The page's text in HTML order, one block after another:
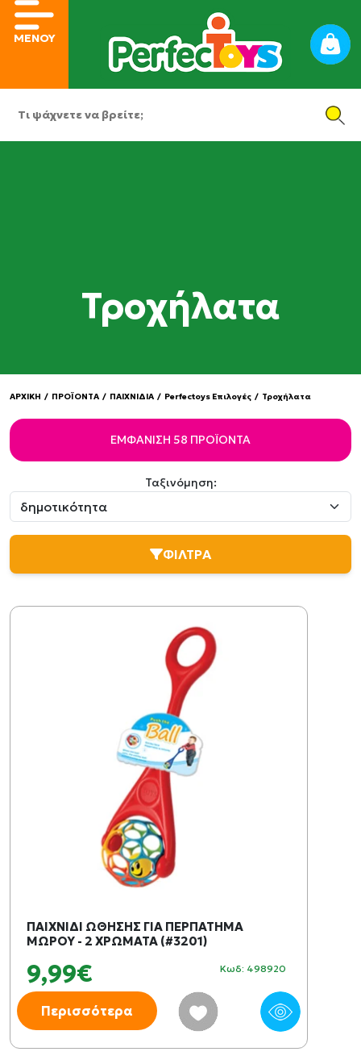
ΜΕΝΟΥ
Τροχήλατα
ΑΡΧΙΚΗ / ΠΡΟΪΟΝΤΑ / ΠΑΙΧΝΙΔΙΑ / Perfectoys Επιλογές / Τροχήλατα
ΕΜΦΆΝΙΣΗ 58 ΠΡΟΪΌΝΤΑ
Ταξινόμηση:
ΦΙΛΤΡΑ
ΠΑΙΧΝΙΔΙ ΩΘΗΣΗΣ ΓΙΑ ΠΕΡΠΑΤΗΜΑ
ΜΩΡΟΥ - 2 ΧΡΩΜΑΤΑ (#3201)
9,99€ Κωδ: 498920
Περισσότερα